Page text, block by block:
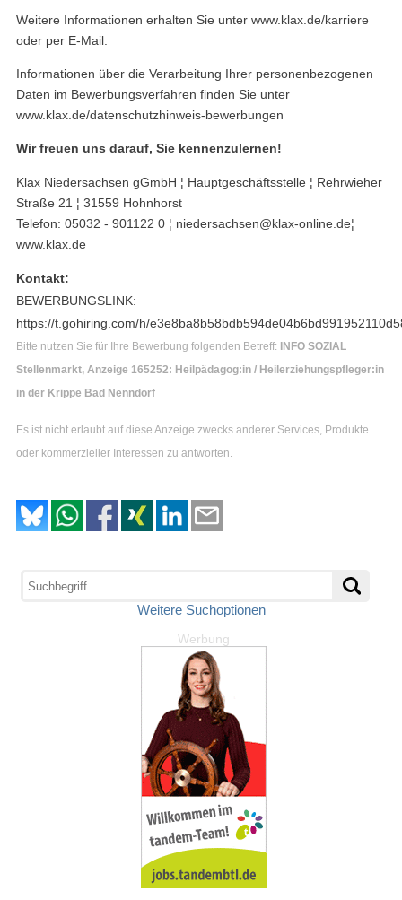
Weitere Informationen erhalten Sie unter www.klax.de/karriere
oder per E-Mail.
Informationen über die Verarbeitung Ihrer personenbezogenen
Daten im Bewerbungsverfahren finden Sie unter
www.klax.de/datenschutzhinweis-bewerbungen
Wir freuen uns darauf, Sie kennenzulernen!
Klax Niedersachsen gGmbH ¦ Hauptgeschäftsstelle ¦ Rehrwieher
Straße 21 ¦ 31559 Hohnhorst
Telefon: 05032 - 901122 0 ¦ niedersachsen@klax-online.de¦
www.klax.de
Kontakt:
BEWERBUNGSLINK:
https://t.gohiring.com/h/
Bitte nutzen Sie für Ihre Bewerbung folgenden Betreff:
INFO SOZIAL
Stellenmarkt, Anzeige 165252: Heilpädagog:in / Heilerziehungspfleger:in
in der Krippe Bad Nenndorf
Es ist nicht erlaubt auf diese Anzeige zwecks anderer Services, Produkte
oder kommerzieller Interessen zu antworten.
Weitere Suchoptionen
Werbung